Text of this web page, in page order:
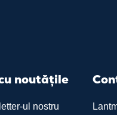
noutățile
ul nostru